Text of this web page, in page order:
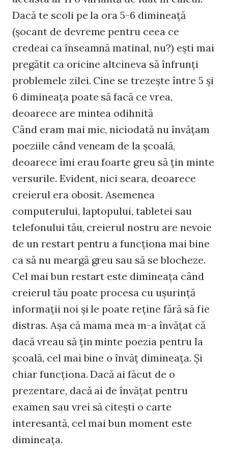
Dacă te scoli pe la ora 5-6 dimineaţă
(şocant de devreme pentru ceea ce
credeai ca înseamnă matinal, nu?) eşti mai
pregătit ca oricine altcineva să înfrunţi
problemele zilei. Cine se trezeşte între 5 şi
6 dimineaţa poate să facă ce vrea,
deoarece are mintea odihnită
Când eram mai mic, niciodată nu învăţam
poeziile când veneam de la şcoală,
deoarece îmi erau foarte greu să ţin minte
versurile. Evident, nici seara, deoarece
creierul era obosit. Asemenea
computerului, laptopului, tabletei sau
telefonului tău, creierul nostru are nevoie
de un restart pentru a funcţiona mai bine
ca să nu meargă greu sau să se blocheze.
Cel mai bun restart este dimineaţa când
creierul tău poate procesa cu uşurinţă
informaţii noi şi le poate reţine fără să fie
distras. Aşa că mama mea m-a învăţat că
dacă vreau să ţin minte poezia pentru la
şcoală, cel mai bine o învăţ dimineaţa. Şi
chiar funcţiona. Dacă ai făcut de o
prezentare, dacă ai de învăţat pentru
examen sau vrei să citeşti o carte
interesantă, cel mai bun moment este
dimineaţa.